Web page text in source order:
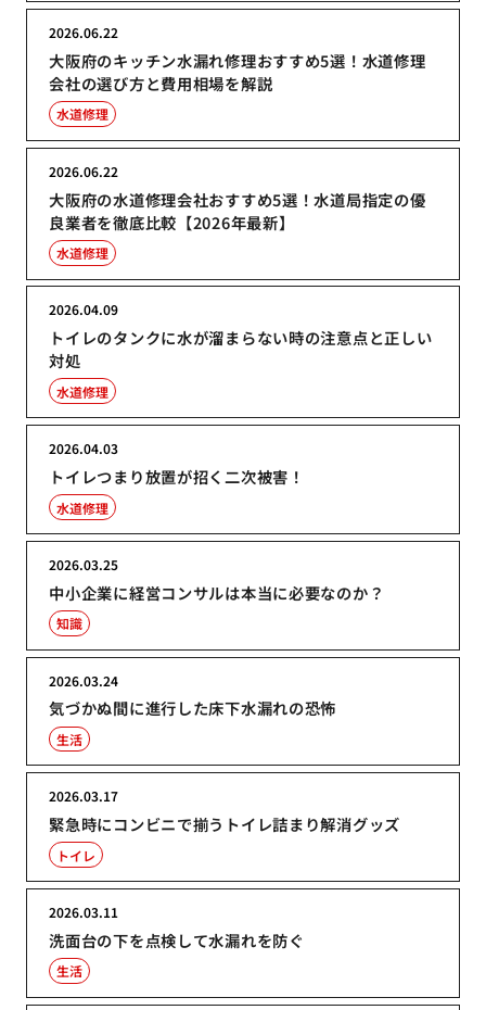
大阪府のキッチン水漏れ修理おすすめ5選！水道修理
会社の選び方と費用相場を解説
2026.06.22
水道修理
大阪府の水道修理会社おすすめ5選！水道局指定の優
良業者を徹底比較【2026年最新】
2026.06.22
水道修理
トイレのタンクに水が溜まらない時の注意点と正しい
対処
2026.04.09
水道修理
トイレつまり放置が招く二次被害！
2026.04.03
水道修理
中小企業に経営コンサルは本当に必要なのか？
2026.03.25
知識
気づかぬ間に進行した床下水漏れの恐怖
2026.03.24
生活
緊急時にコンビニで揃うトイレ詰まり解消グッズ
2026.03.17
トイレ
洗面台の下を点検して水漏れを防ぐ
2026.03.11
生活